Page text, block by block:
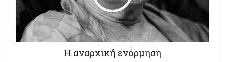
Η αναρχική ενόρμηση